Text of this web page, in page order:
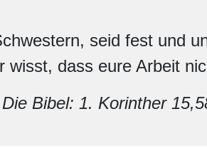
seid fest und
dass eure Arbeit
Die Bibel: 1. Korinther